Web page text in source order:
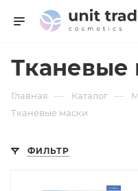
Тканевые
Главная — Каталог —
Тканевые маски
ФИЛЬТР